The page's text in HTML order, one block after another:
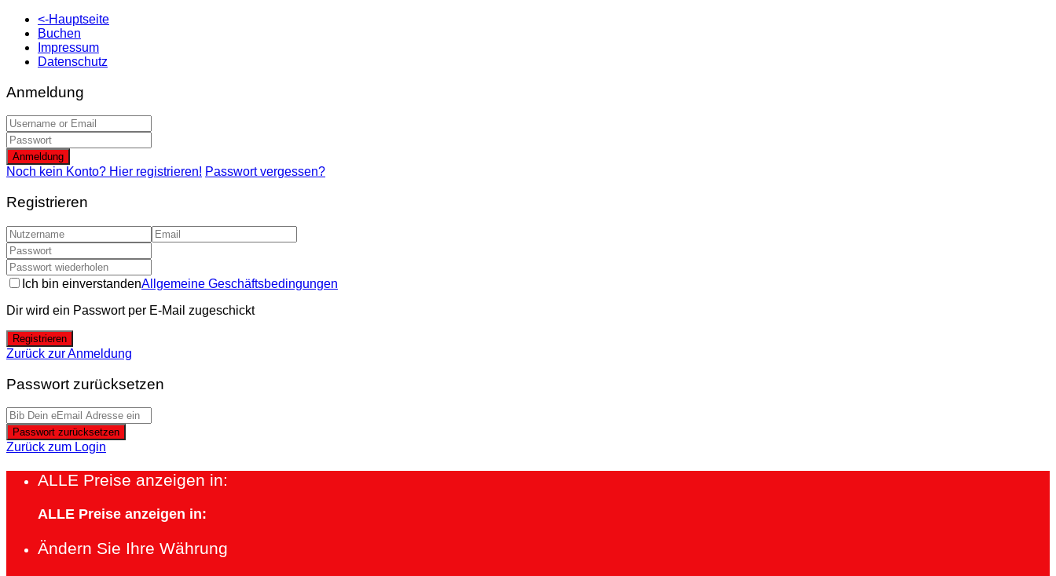
<-Hauptseite
Buchen
Impressum
Datenschutz
Anmeldung
Anmeldung
Noch kein Konto? Hier registrieren! Passwort vergessen?
Registrieren
Ich bin einverstandenAllgemeine Geschäftsbedingungen
Dir wird ein Passwort per E-Mail zugeschickt
Registrieren
Zurück zur Anmeldung
Passwort zurücksetzen
Passwort zurücksetzen
Zurück zum Login
ALLE Preise anzeigen in:
ALLE Preise anzeigen in:
Ändern Sie Ihre Währung